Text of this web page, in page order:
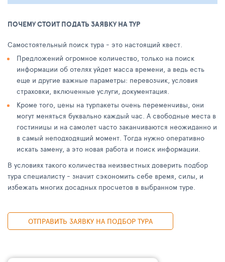
ПОЧЕМУ СТОИТ ПОДАТЬ ЗАЯВКУ НА ТУР
Самостоятельный поиск тура - это настоящий квест.
Предложений огромное количество, только на поиск
информации об отелях уйдет масса времени, а ведь есть
еще и другие важные параметры: перевозчик, условия
страховки, включенные услуги, документация.
Кроме того, цены на турпакеты очень переменчивы, они
могут меняться буквально каждый час. А свободные места в
гостиницы и на самолет часто заканчиваются неожиданно и
в самый неподходящий момент. Тогда нужно оперативно
искать замену, а это новая работа и поиск информации.
В условиях такого количества неизвестных доверить подбор
тура специалисту - значит сэкономить себе время, силы, и
избежать многих досадных просчетов в выбранном туре.
ОТПРАВИТЬ ЗАЯВКУ НА ПОДБОР ТУРА